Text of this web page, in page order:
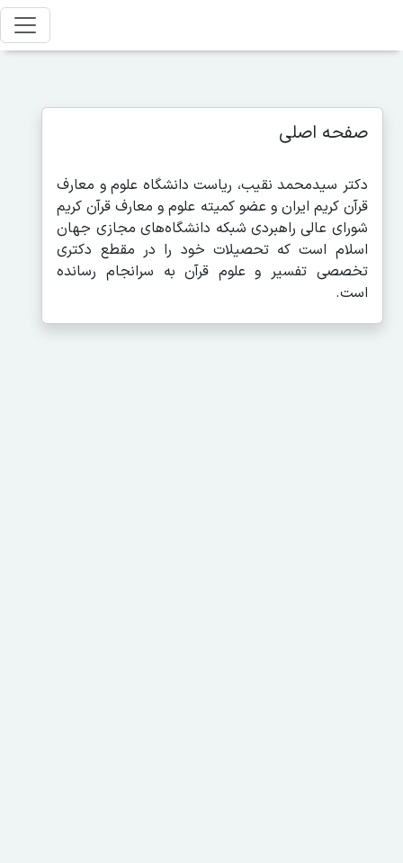
صفحه اصلی
دکتر سیدمحمد نقیب، ریاست دانشگاه علوم و معارف
قرآن کریم ایران و عضو کمیته علوم و معارف قرآن کریم
شورای عالی راهبردی شبکه دانشگاه‌های مجازی جهان
اسلام است که تحصیلات خود را در مقطع دکتری
تخصصی تفسیر و علوم قرآن به سرانجام رسانده
است.